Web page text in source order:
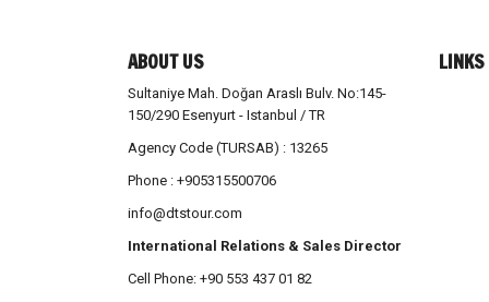
ABOUT US
Sultaniye Mah. Doğan Araslı Bulv. No:145-
150/290 Esenyurt - Istanbul / TR
Agency Code (TURSAB) : 13265
Phone : +905315500706
info@dtstour.com
International Relations & Sales Director
Cell Phone: +90 553 437 01 82
LINKS